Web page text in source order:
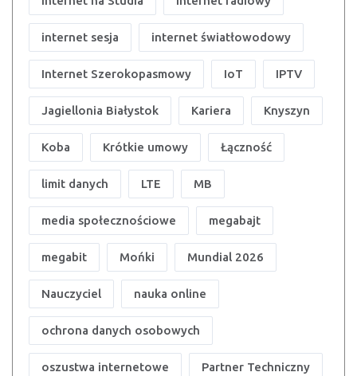
internet sesja internet światłowodowy
Internet Szerokopasmowy IoT IPTV
Jagiellonia Białystok Kariera Knyszyn
Koba Krótkie umowy Łączność
limit danych LTE MB
media społecznościowe megabajt
megabit Mońki Mundial 2026
Nauczyciel nauka online
ochrona danych osobowych
oszustwa internetowe Partner Techniczny